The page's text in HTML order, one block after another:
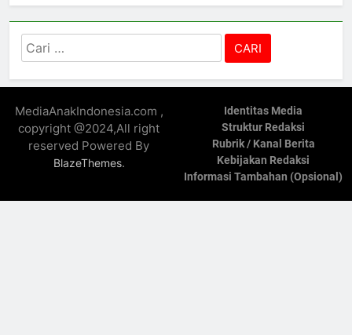
Cari
untuk:
MediaAnakIndonesia.com ,
copyright @2024,All right
reserved Powered By
BlazeThemes.
Identitas Media
Struktur Redaksi
Rubrik / Kanal Berita
Kebijakan Redaksi
Informasi Tambahan (Opsional)